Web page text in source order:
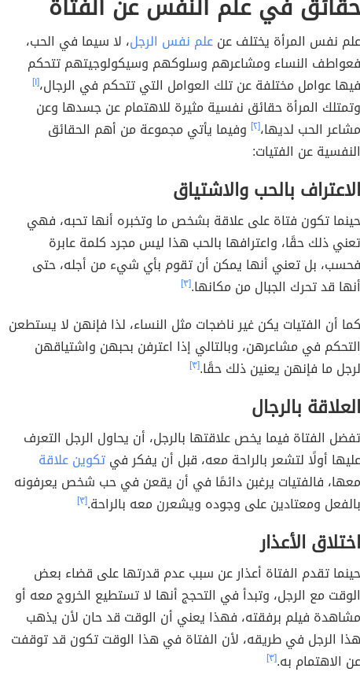
علم نفس المرأة يختلف عنعلم نفس الرجل، لا سيما في الحب،
فعواطف النساء ومشاعرهم وسلوكهم وسيكولوجيتهم تتحكم
فيها عوامل مختلفة عن تلك العوامل التي تتحكم في الرجال،[١]
وتمتلك المرأة حقائق نفسية مثيرة للاهتمام عن جسدها وعن
مشاعر الحب لديها،[٢]
وفيما يأتي مجموعة من أهم الحقائق
النفسية عن الفتيات:
الاعتراف بالحب والاشتياق
حينما تكون فتاة على علاقة بشخص ما وتخبره أنها تحبه، فهي
تعني ذلك حقًا، واعترافها بالحب هذا ليس مجرد كلمة عابرة
فحسب، بل تعني أنها يمكن أن تقوم بأي شيء من أجله، حتى
أنها قد تحرك الجبال من مكانها.[٣]
كما أن الفتيات يكن غير ناضجات مثل النساء، لذا فإنهن لا يستطعن
التحكم في مشاعرهن، وبالتالي إذا اعترفن بحبهن واشتياقهن
لرجل ما فإنهن يعنين ذلك حقًا.[٣]
العلاقة بالرجال
تفضل الفتاة فيما يخص علاقتها بالرجل، أن يحاول الرجل التعرف
عليها أولًا لتشعر بالراحة معه، قبل أن يفكر فيتكوين علاقة
معها، فالفتيات يرغبن دائمًا في أن يقعن في حب شخص يعرفونه
بالفعل ومعتادين على وجوده ويشعرن معه بالراحة.[٣]
اختلاق الأعذار
حينما تقدم الفتاة أعذار عن سبب عدم قدرتها على قضاء بعض
الوقت مع الرجل، وتبدأ في التحجج أنها لا تستطيع الخروج معه أو
مشاهدة فيلم برفقته، فهذا يعني أن الوقت قد حان لأن يذهب
هذا الرجل في طريقه، لأن الفتاة في هذا الوقت تكون قد توقفت
عن الاهتمام به.[٣]